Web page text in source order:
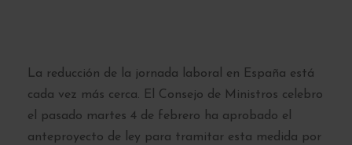
La reducción de la jornada laboral en España está
cada vez más cerca. El Consejo de Ministros celebro
el pasado martes 4 de febrero ha aprobado el
anteproyecto de ley para tramitar esta medida por